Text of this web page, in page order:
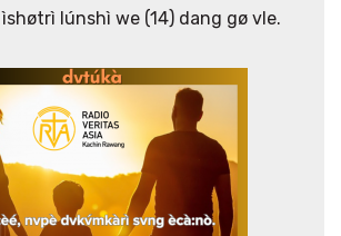
lúnshì we (14) dang gø vle.